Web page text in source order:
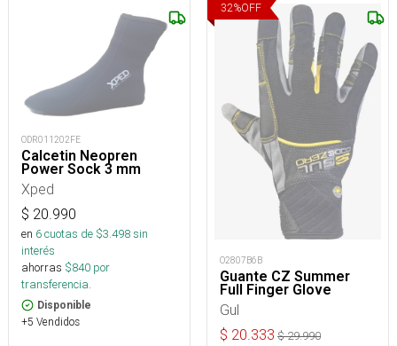
ODR011202FE
Calcetin Neopren
Power Sock 3 mm
Xped
$ 20.990
en 6cuotas de $3.498sin
interés
ahorras $840 por
transferencia.
Disponible
+5 Vendidos
32%OFF
O2807B6B
Guante CZ Summer
Full Finger Glove
Gul
$ 20.333 $29.990